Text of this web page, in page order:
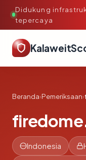
Didukung
tepercaya
Beranda›Pemeriksaan›
Indonesia